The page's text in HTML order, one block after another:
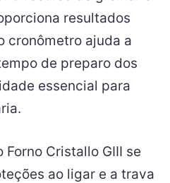
resultados
cronômetro ajuda a
de preparo dos
essencial para
Forno Cristallo GIII se
ao ligar e a trava